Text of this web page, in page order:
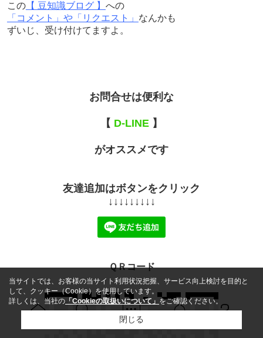
この【 豆知識ブログ 】 への
「コメント」や「リクエスト」 なんかも
ずいじ、受け付けてますよ。
お問合せは便利な
【 D-LINE 】
がオススメです
友達追加はボタンをクリック
↓↓↓↓↓↓↓↓↓
ＱＲコード
問い合せ
当サイトでは、お客様の当サイト利用状況把握、サービス向上検討を目的と
して、クッキー（Cookie）を使用しています。
詳しくは、当社の 「Cookieの取扱いについて」 をご確認ください。
閉じる